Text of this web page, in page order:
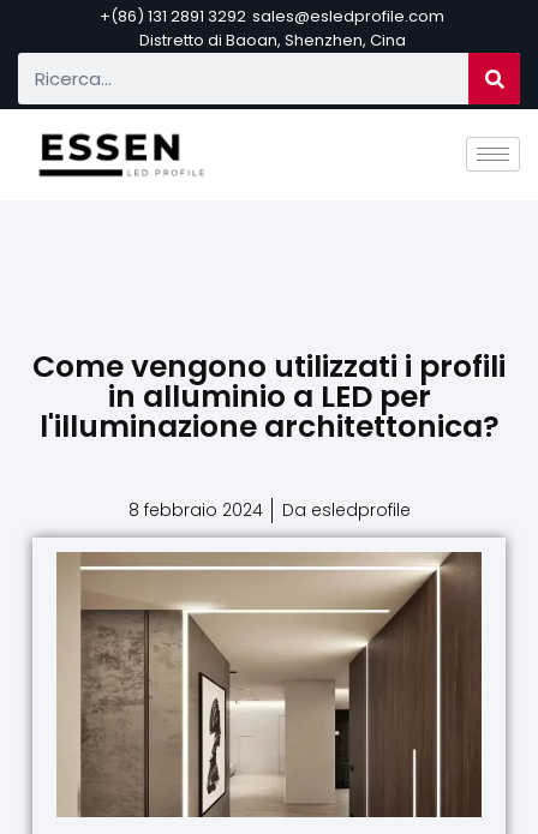
+(86) 131 2891 3292 sales@esledprofile.com
Distretto di Baoan, Shenzhen, Cina
Come vengono utilizzati i profili
in alluminio a LED per
l'illuminazione architettonica?
8 febbraio 2024 Da esledprofile